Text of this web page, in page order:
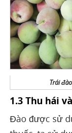
Trái
1.3 Thu hái
Đào được sử